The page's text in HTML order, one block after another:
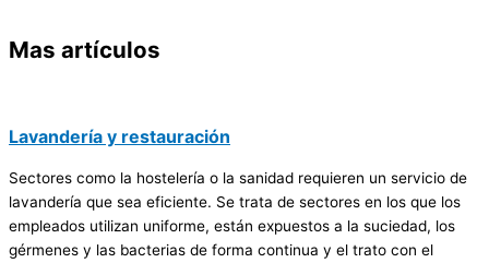
Mas artículos
Lavandería y restauración
Sectores como la hostelería o la sanidad requieren un servicio de
lavandería que sea eficiente. Se trata de sectores en los que los
empleados utilizan uniforme, están expuestos a la suciedad, los
gérmenes y las bacterias de forma continua y el trato con el